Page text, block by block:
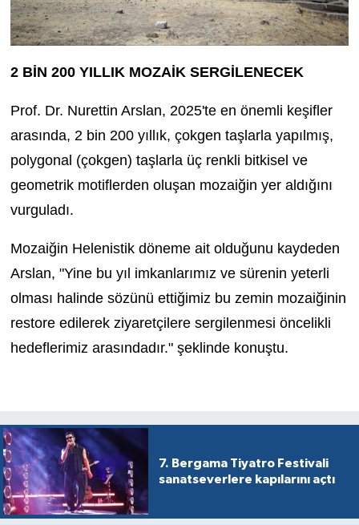
2 BİN 200 YILLIK MOZAİK SERGİLENECEK
Prof. Dr. Nurettin Arslan, 2025'te en önemli keşifler
arasında, 2 bin 200 yıllık, çokgen taşlarla yapılmış,
polygonal (çokgen) taşlarla üç renkli bitkisel ve
geometrik motiflerden oluşan mozaiğin yer aldığını
vurguladı.
Mozaiğin Helenistik döneme ait olduğunu kaydeden
Arslan, "Yine bu yıl imkanlarımız ve sürenin yeterli
olması halinde sözünü ettiğimiz bu zemin mozaiğinin
restore edilerek ziyaretçilere sergilenmesi öncelikli
hedeflerimiz arasındadır." şeklinde konuştu.
7. Bergama Tiyatro Festivali
sanatseverlere kapılarını açtı